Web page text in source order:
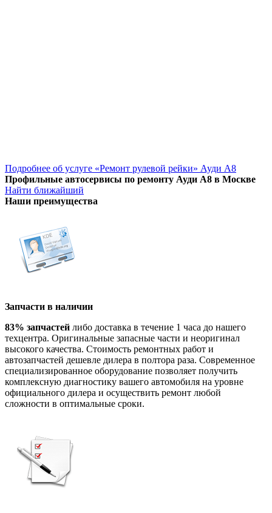
Подробнее об услуге «Ремонт рулевой рейки» Ауди А8
Профильные автосервисы по ремонту Ауди А8 в Москве
Найти ближайший
Наши преимущества
Запчасти в наличии
83% запчастей либо доставка в течение 1 часа до нашего
техцентра. Оригинальные запасные части и неоригинал
высокого качества. Стоимость ремонтных работ и
автозапчастей дешевле дилера в полтора раза. Современное
специализированное оборудование позволяет получить
комплексную диагностику вашего автомобиля на уровне
официального дилера и осуществить ремонт любой
сложности в оптимальные сроки.